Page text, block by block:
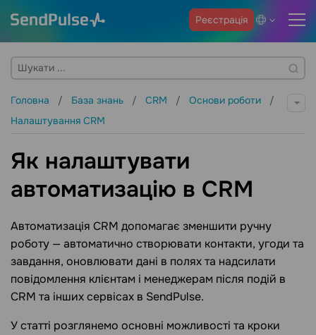
Реєстрація
Головна База знань CRM
Основи роботи
Налаштування CRM
Як налаштувати
автоматизацію в CRM
Автоматизація CRM допомагає зменшити ручну
роботу — автоматично створювати контакти, угоди та
завдання, оновлювати дані в полях та надсилати
повідомлення клієнтам і менеджерам після подій в
CRM та інших сервісах в SendPulse.
У статті розглянемо основні можливості та кроки